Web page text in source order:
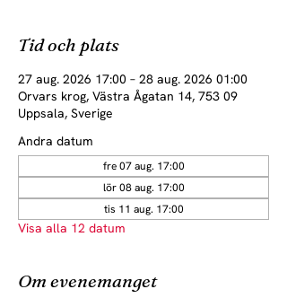
Tid och plats
27 aug. 2026 17:00 – 28 aug. 2026 01:00
Orvars krog, Västra Ågatan 14, 753 09
Uppsala, Sverige
Andra datum
fre 07 aug. 17:00
lör 08 aug. 17:00
tis 11 aug. 17:00
Visa alla 12 datum
Om evenemanget